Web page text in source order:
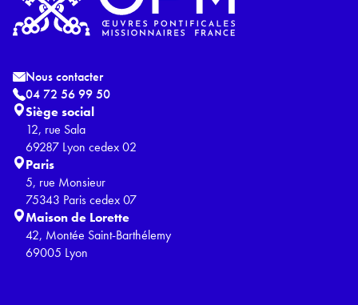
Nous contacter
04 72 56 99 50
Siège social
12, rue Sala
69287 Lyon cedex 02
Paris
5, rue Monsieur
75343 Paris cedex 07
Maison de Lorette
42, Montée Saint-Barthélemy
69005 Lyon